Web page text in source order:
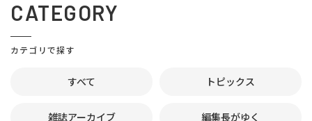
CATEGORY
カテゴリで探す
すべて トピックス
雑誌アーカイブ 編集長がゆく